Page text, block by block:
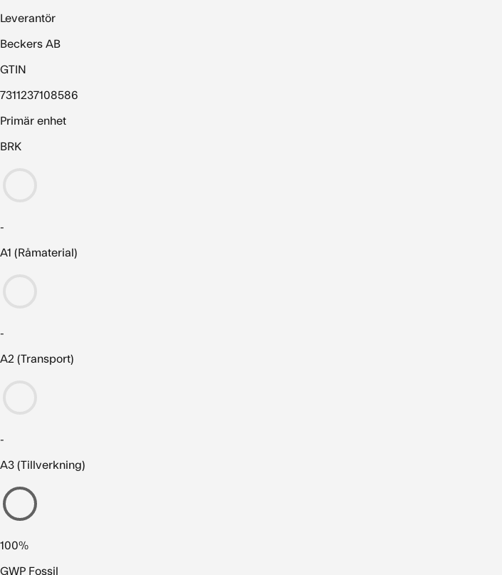
Leverantör
Beckers AB
GTIN
7311237108586
Primär enhet
BRK
-
A1 (Råmaterial)
-
A2 (Transport)
-
A3 (Tillverkning)
100%
GWP Fossil